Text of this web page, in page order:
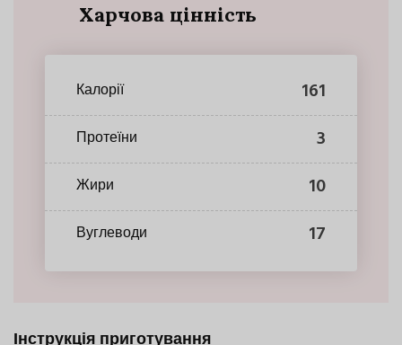
Харчова цінність
Калорії 161
Протеїни 3
Жири 10
Вуглеводи 17
Інструкція приготування